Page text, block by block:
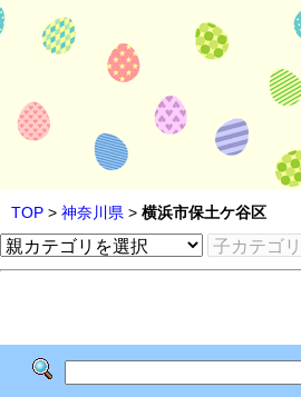
TOP > 神奈川県 > 横浜市保土ケ谷区